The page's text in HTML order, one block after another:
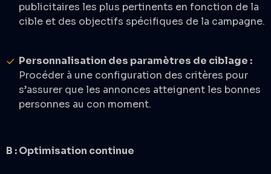
publicitaires les plus pertinents en fonction de la
cible et des objectifs spécifiques de la campagne.
Personnalisation des paramètres de ciblage :
Procéder à une configuration des critères pour
s’assurer que les annonces atteignent les bonnes
personnes au con moment. ​
B : Optimisation continue